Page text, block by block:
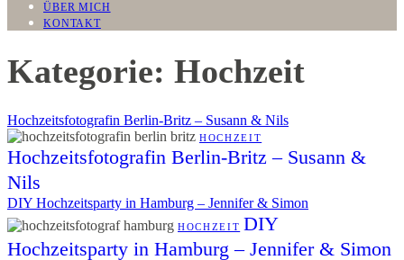
ÜBER MICH
KONTAKT
Kategorie: Hochzeit
Hochzeitsfotografin Berlin-Britz – Susann & Nils
HOCHZEIT
Hochzeitsfotografin Berlin-Britz – Susann &
Nils
DIY Hochzeitsparty in Hamburg – Jennifer & Simon
HOCHZEIT DIY
Hochzeitsparty in Hamburg – Jennifer & Simon